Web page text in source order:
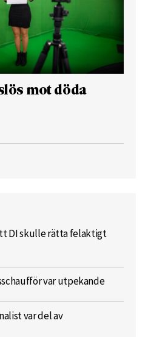
mot döda
DI skulle rätta felaktigt
var utpekande
var del av